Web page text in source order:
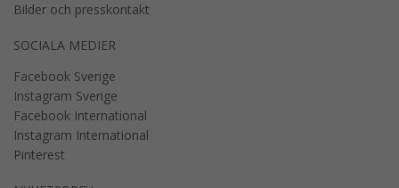
Bilder och presskontakt
SOCIALA MEDIER
Facebook Sverige
Instagram Sverige
Facebook International
Instagram International
Pinterest